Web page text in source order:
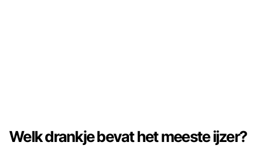
Welk drankje bevat het meeste ijzer?